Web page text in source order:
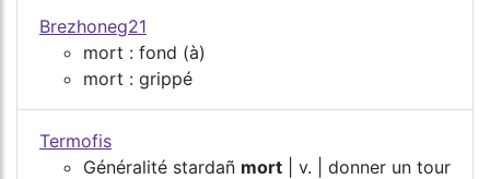
Brezhoneg21
mort : fond (à)
mort : grippé
Termofis
Généralité stardañ mort | v. | donner un tour